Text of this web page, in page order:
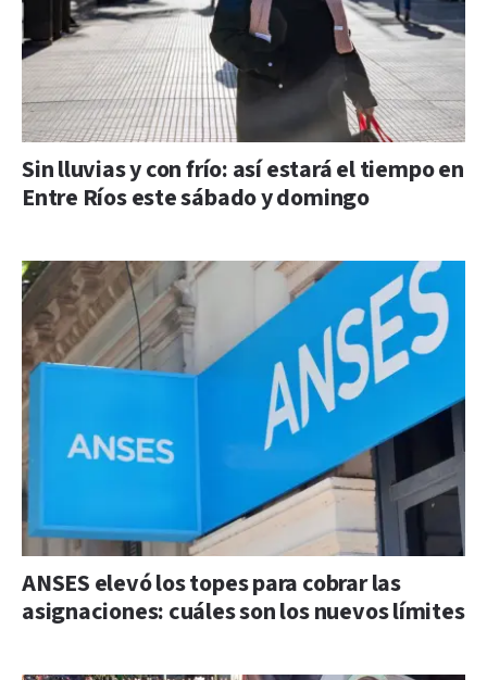
Sin lluvias y con frío: así estará el tiempo en
Entre Ríos este sábado y domingo
ANSES elevó los topes para cobrar las
asignaciones: cuáles son los nuevos límites